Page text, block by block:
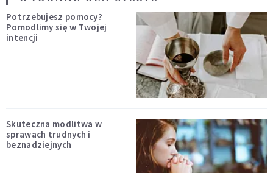
Potrzebujesz pomocy?
Pomodlimy się w Twojej
intencji
Skuteczna modlitwa w
sprawach trudnych i
beznadziejnych